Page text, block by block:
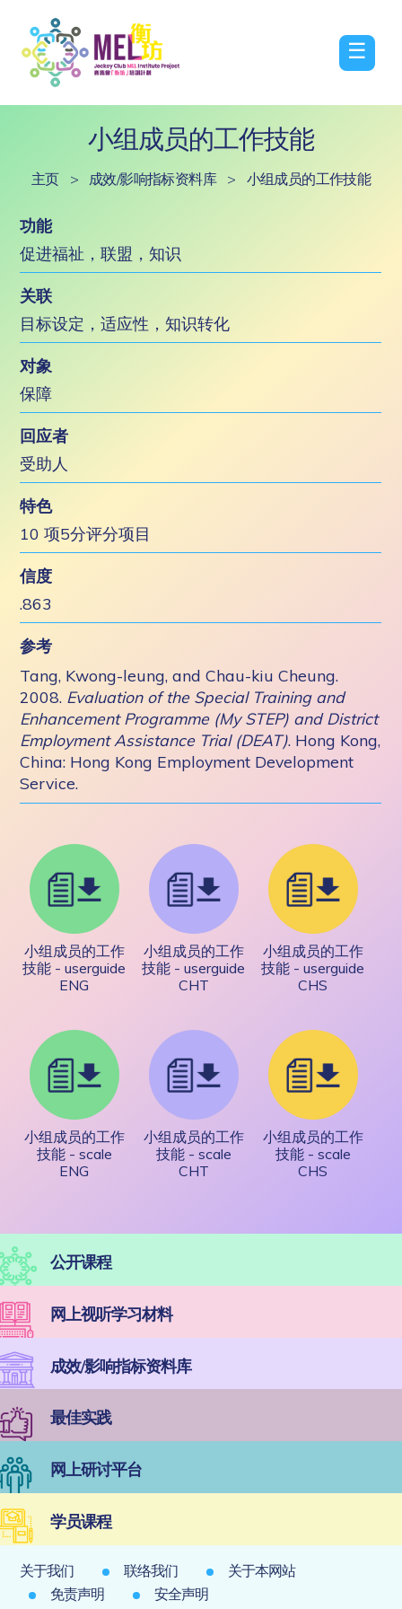
☰
小组成员的工作技能
主页 > 成效/影响指标资料库 > 小组成员的工作技能
功能
促进福祉，联盟，知识
关联
目标设定，适应性，知识转化
对象
保障
回应者
受助人
特色
10 项5分评分项目
信度
.863
参考
Tang, Kwong-leung, and Chau-kiu Cheung.
2008. Evaluation of the Special Training and
Enhancement Programme (My STEP) and District
Employment Assistance Trial (DEAT). Hong Kong,
China: Hong Kong Employment Development
Service.
小组成员的工作
技能 - userguide
ENG
小组成员的工作
技能 - userguide
CHT
小组成员的工作
技能 - userguide
CHS
小组成员的工作
技能 - scale
ENG
小组成员的工作
技能 - scale
CHT
小组成员的工作
技能 - scale
CHS
公开课程
网上视听学习材料
成效/影响指标资料库
最佳实践
网上研讨平台
学员课程
关于我们 联络我们
关于本网站
免责声明
安全声明